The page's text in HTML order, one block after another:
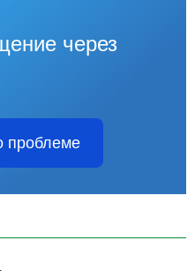
через
проблеме